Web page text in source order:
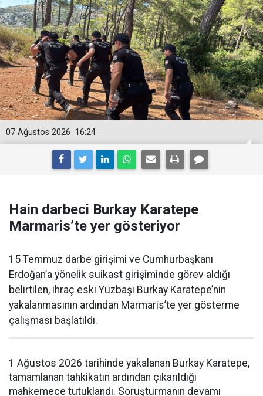
16:24
07 Ağustos 2026
Hain darbeci Burkay Karatepe
Marmaris’te yer gösteriyor
15 Temmuz darbe girişimi ve Cumhurbaşkanı
Erdoğan’a yönelik suikast girişiminde görev aldığı
belirtilen, ihraç eski Yüzbaşı Burkay Karatepe’nin
yakalanmasının ardından Marmaris’te yer gösterme
çalışması başlatıldı.
1 Ağustos 2026 tarihinde yakalanan Burkay Karatepe,
tamamlanan tahkikatın ardından çıkarıldığı
mahkemece tutuklandı. Soruşturmanın devamı